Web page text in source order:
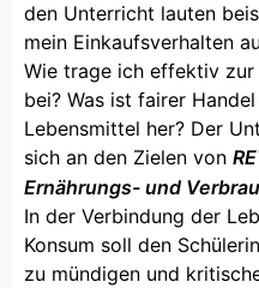
den Unterricht lauten
mein Einkaufsverhalten
Wie trage ich effektiv zur
bei? Was ist fairer
Lebensmittel her? Der
sich an den Zielen von
Ernährungs- und
In der Verbindung der
Konsum soll den
zu mündigen und